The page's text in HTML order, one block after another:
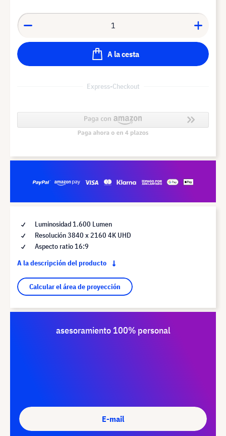
A la cesta
Express-Checkout
Luminosidad 1.600 Lumen
Resolución 3840 x 2160 4K UHD
Aspecto ratio 16:9
A la descripción del producto
Calcular el área de proyección
asesoramiento 100% personal
E-mail